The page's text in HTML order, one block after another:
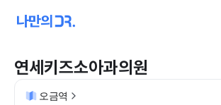
연세키즈소아과의원
오금역